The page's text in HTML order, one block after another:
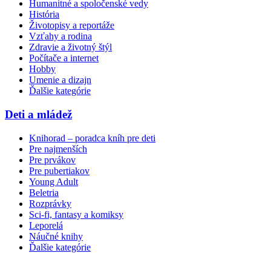
Humanitné a spoločenské vedy
História
Životopisy a reportáže
Vzťahy a rodina
Zdravie a životný štýl
Počítače a internet
Hobby
Umenie a dizajn
Ďalšie kategórie
Deti a mládež
Knihorad – poradca kníh pre deti
Pre najmenších
Pre prvákov
Pre pubertiakov
Young Adult
Beletria
Rozprávky
Sci-fi, fantasy a komiksy
Leporelá
Náučné knihy
Ďalšie kategórie